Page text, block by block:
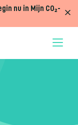
nu in Mijn CO₂-